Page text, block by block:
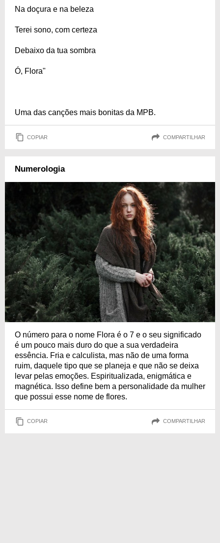
Na doçura e na beleza
Terei sono, com certeza
Debaixo da tua sombra
Ó, Flora"
Uma das canções mais bonitas da MPB.
COPIAR COMPARTILHAR
Numerologia
O número para o nome Flora é o 7 e o seu significado
é um pouco mais duro do que a sua verdadeira
essência. Fria e calculista, mas não de uma forma
ruim, daquele tipo que se planeja e que não se deixa
levar pelas emoções. Espiritualizada, enigmática e
magnética. Isso define bem a personalidade da mulher
que possui esse nome de flores.
COPIAR COMPARTILHAR